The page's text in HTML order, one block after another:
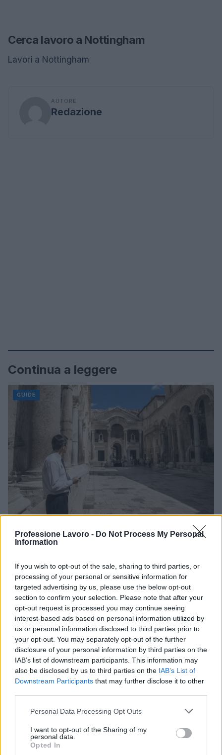
Professione Lavoro - Do Not Process My Personal
Information
If you wish to opt-out of the sale, sharing to third parties, or
processing of your personal or sensitive information for
targeted advertising by us, please use the below opt-out
section to confirm your selection. Please note that after your
opt-out request is processed you may continue seeing
interest-based ads based on personal information utilized by
us or personal information disclosed to third parties prior to
your opt-out. You may separately opt-out of the further
disclosure of your personal information by third parties on the
IAB’s list of downstream participants. This information may
also be disclosed by us to third parties on the IAB’s List of
Downstream Participants that may further disclose it to other
Please note that this website/app uses one or more Google
not limited to your visit or usage behaviour. You may click to
grant or deny consent to Google and its third-party tags to
use your data for below specified purposes in below Google
Personal Data Processing Opt Outs
I want to opt-out of the Sharing of my
personal data.
Opted In
Cerca lavoro a Nottingham
Lavori a Nottingham
AUTORE
Redazione
Continua a leggere
GUIDE
Guida turistica abilitata: iter, tesserino e iscrizione
all’albo
GUIDE
Diventare guida turistica: abilitazioni, esame e
Andrea Innocenti · 10 Ago 2026